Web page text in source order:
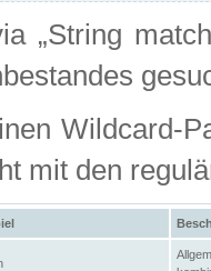
„String
Wildcard-
mit den